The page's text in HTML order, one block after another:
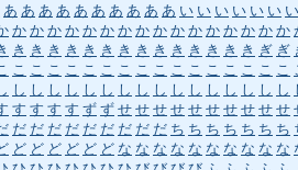
あ あ あ あ あ あ あ あ あ あ い い い い い い い
か か か か か か か か か か か か か か か か
き き き き き き き き き き き き き き ぎ ぎ
こ こ こ こ こ こ こ こ こ こ こ こ こ こ こ こ
し し し し し し し し し し し し し し し し
す す す す ず ず せ せ せ せ せ せ せ せ せ せ
だ だ だ だ だ だ だ だ だ ち ち ち ち ち ち ち
ど ど ど ど ど ど な な な な な な な な な な